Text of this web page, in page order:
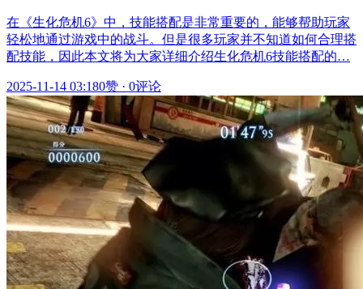
在《生化危机6》中，技能搭配是非常重要的，能够帮助玩家
轻松地通过游戏中的战斗。但是很多玩家并不知道如何合理搭
配技能，因此本文将为大家详细介绍生化危机6技能搭配的…
2025-11-14 03:180赞 · 0评论